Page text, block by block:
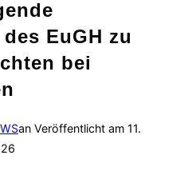
EuGH zu
bei
an Veröffentlicht am 11.